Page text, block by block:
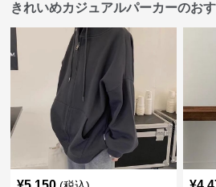
きれいめカジュアルパーカーのお